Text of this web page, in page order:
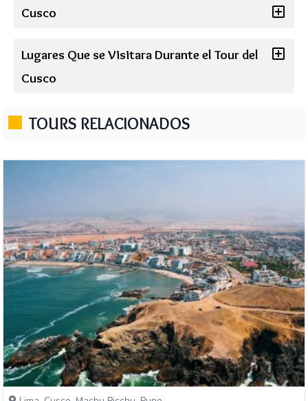
Cusco
Lugares Que se Visitara Durante el Tour del
Cusco
TOURS RELACIONADOS